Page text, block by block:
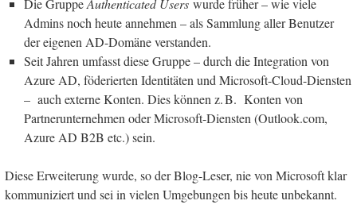
Die GruppeAuthenticated Users wurde früher – wie viele
Admins noch heute annehmen – als Sammlung aller Benutzer
der eigenen AD-Domäne verstanden.
Seit Jahren umfasst diese Gruppe – durch die Integration von
Azure AD, föderierten Identitäten und Microsoft-Cloud-Diensten
– auch externe Konten. Dies können z. B. Konten von
Partnerunternehmen oder Microsoft-Diensten (Outlook.com,
Azure AD B2B etc.) sein.
Diese Erweiterung wurde, so der Blog-Leser, nie von Microsoft klar
kommuniziert und sei in vielen Umgebungen bis heute unbekannt.